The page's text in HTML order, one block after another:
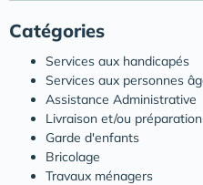
Catégories
Services aux handicapés
Services aux personnes
Assistance Administrative
Livraison et/ou
Garde d'enfants
Bricolage
Travaux ménagers